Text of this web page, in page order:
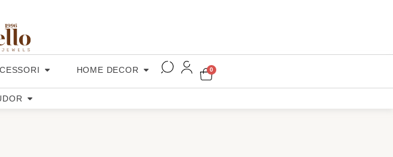
HOME DECOR 0